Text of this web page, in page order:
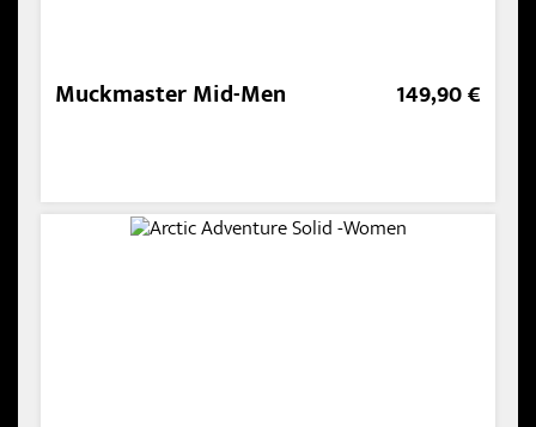
Muckmaster Mid-Men 149,90 €